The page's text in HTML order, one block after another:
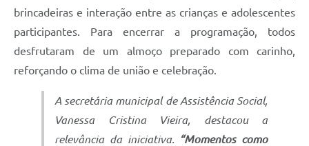
brincadeiras e interação entre as crianças e adolescentes
participantes. Para encerrar a programação, todos
desfrutaram de um almoço preparado com carinho,
reforçando o clima de união e celebração.
A secretária municipal de Assistência Social,
Vanessa Cristina Vieira, destacou a
relevância da iniciativa.
“Momentos como